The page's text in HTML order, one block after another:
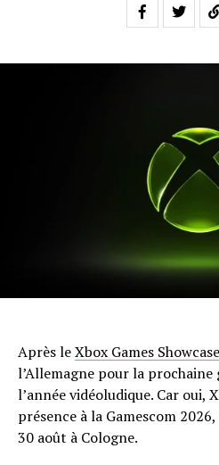
Après leXbox Games Showcase
l’Allemagne pour la prochaine
l’année vidéoludique. Car oui,
présence à la Gamescom
30 août à Cologne.